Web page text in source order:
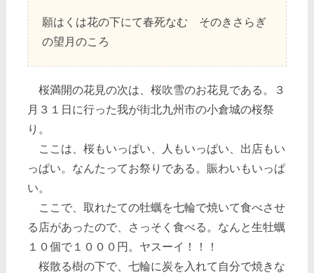
願はくは花の下にて春死なむ そのきさらぎ
の望月のころ
桜満開の花見の次は、桜吹雪のお花見である。３
月３１日に行った我が街北九州市の小倉城の桜祭
り。
ここは、桜もいっぱい、人もいっぱい、出店もい
っぱい。なんたってお祭りである。賑わいもいっぱ
い。
ここで、取れたての牡蠣を七輪で焼いて食べさせ
る店があったので、さっそく食べる。なんと生牡蠣
１０個で１０００円。ヤスーイ！！！
桜散る樹の下で、七輪に炭を入れて自分で焼きな